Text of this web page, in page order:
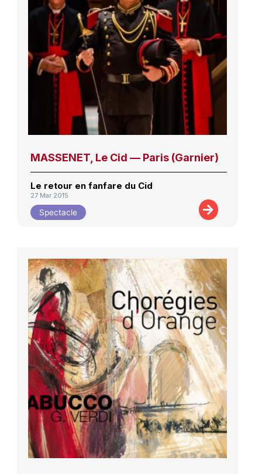
MASSENET, Le Cid — Paris (Garnier)
Le retour en fanfare du Cid
27 Mar 2015
Spectacle